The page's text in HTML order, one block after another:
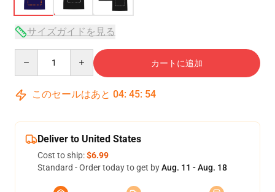
サイズガイドを見る
カートに追加
このセールはあと 04: 45: 53
Deliver to United States
Cost to ship:$6.99
Standard - Order today to get byAug. 11 - Aug. 18